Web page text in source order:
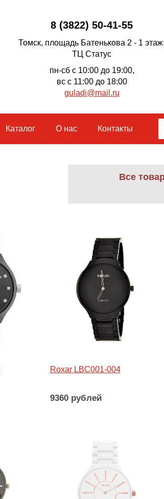
8 (3822) 50-41-55
Томск, площадь Батенькова 2 - 1 этаж;
ТЦ Статус
пн-сб с 10:00 до 19:00,
вс с 11:00 до 18:00
guladi@mail.ru
Каталог О нас Контакты
Все
Roxar LBC001-004
9360 рублей